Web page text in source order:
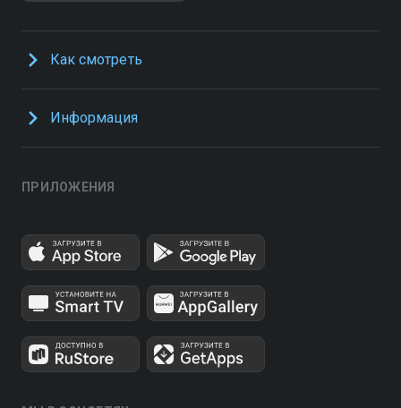
Как смотреть
Информация
ПРИЛОЖЕНИЯ